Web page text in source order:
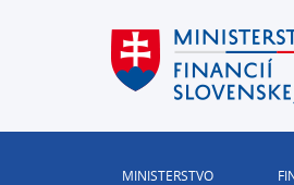
MINISTERSTVO